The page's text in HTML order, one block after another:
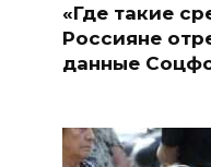
«Где такие
Россияне
данные